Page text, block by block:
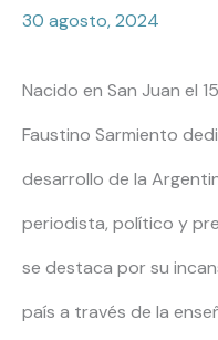
30 agosto, 2024
Nacido en San Juan el
Faustino Sarmiento
desarrollo de la
periodista, político y
se destaca por su
país a través de la